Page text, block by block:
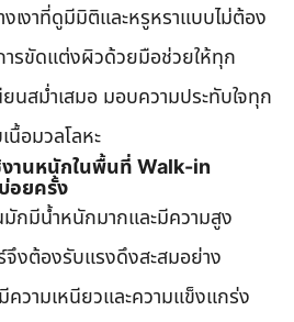
เงาที่ดูมีมิติและหรูหราแบบไม่ต้อง
ารขัดแต่งผิวด้วยมือช่วยให้ทุก
นสม่ำเสมอ มอบความประทับใจทุก
อมวลโลหะ
งานหนักในพื้นที่ Walk-in
อยครั้ง
กมีน้ำหนักมากและมีความสูง
งต้องรับแรงดึงสะสมอย่าง
วามเหนียวและความแข็งแกร่ง